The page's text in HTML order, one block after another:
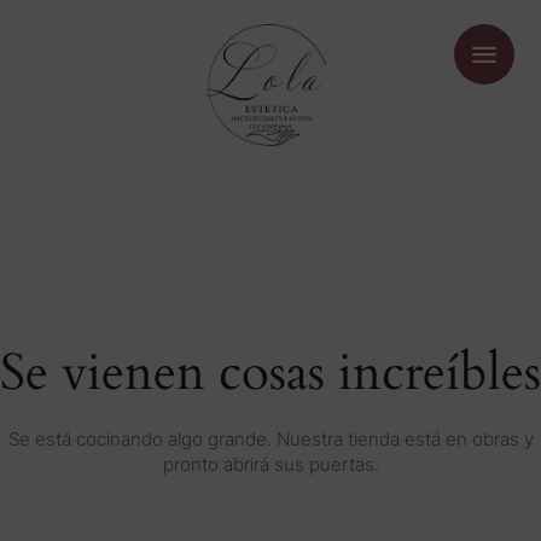
Se vienen cosas increíbles
Se está cocinando algo grande. Nuestra tienda está en obras y
pronto abrirá sus puertas.